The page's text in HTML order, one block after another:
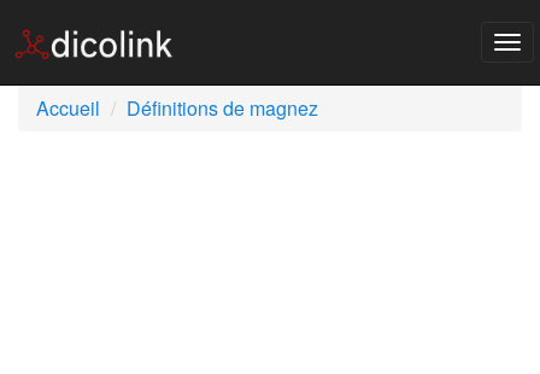
Accueil
Définitions de magnez